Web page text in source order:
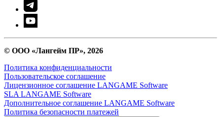
© ООО «Лангейм ПР», 2026
Политика конфиденциальности
Пользовательское соглашение
Лицензионное соглашение LANGAME Software
SLA LANGAME Software
Дополнительное соглашение LANGAME Software
Политика безопасности платежей